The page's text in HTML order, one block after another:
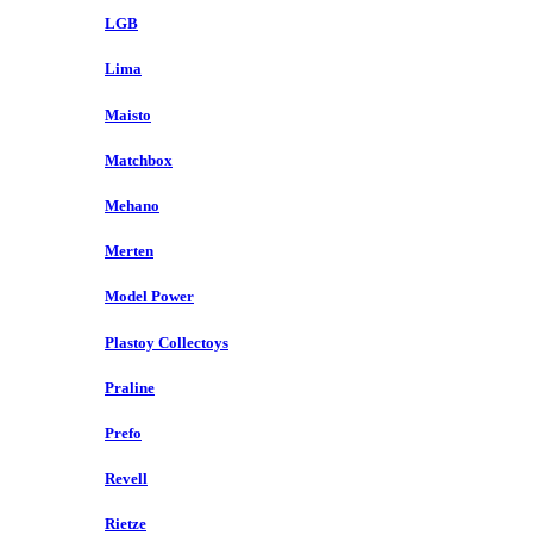
LGB
Lima
Maisto
Matchbox
Mehano
Merten
Model Power
Plastoy Collectoys
Praline
Prefo
Revell
Rietze